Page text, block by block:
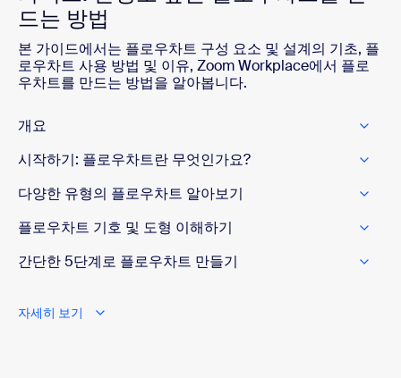
드는 방법
본 가이드에서는 플로우차트 구성 요소 및 설계의 기초, 플
로우차트 사용 방법 및 이유, Zoom Workplace에서 플로
우차트를 만드는 방법을 알아봅니다.
개요
시작하기: 플로우차트란 무엇인가요?
다양한 유형의 플로우차트 알아보기
플로우차트 기호 및 도형 이해하기
간단한 5단계로 플로우차트 만들기
자세히 보기